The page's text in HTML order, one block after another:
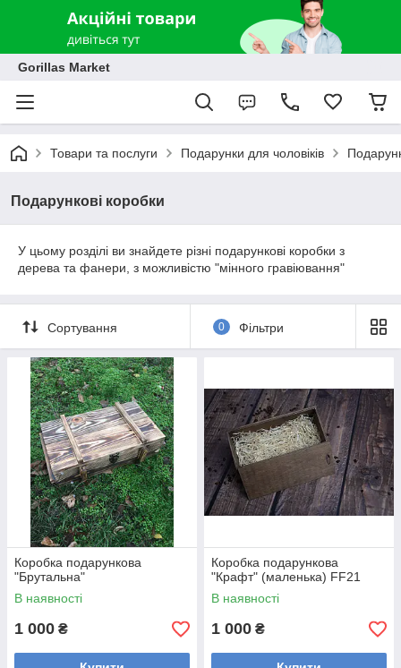
Gorillas Market
Товари та послуги Подарунки для чоловіків
Подарункові коробки
У цьому розділі ви знайдете різні подарункові коробки з
дерева та фанери, з можливістю "мінного гравіювання"
Сортування 0 Фільтри
Коробка подарункова
"Брутальна"
В наявності
1 000 ₴
Коробка подарункова
"Крафт" (маленька) FF21
В наявності
1 000 ₴